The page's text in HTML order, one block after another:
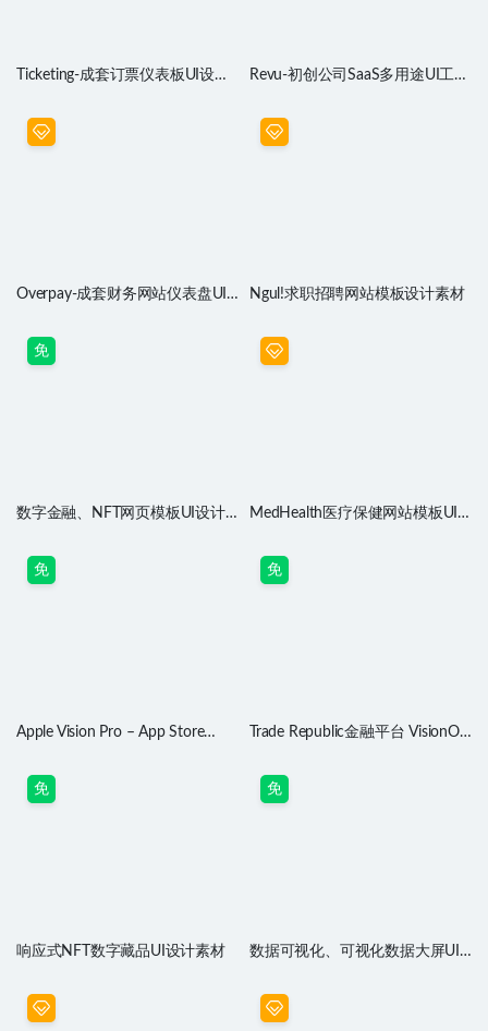
Ticketing-成套订票仪表板UI设计
Revu-初创公司SaaS多用途UI工具
Overpay-成套财务网站仪表盘UI
Ngul!求职招聘网站模板设计素材
免
数字金融、NFT网页模板UI设计
MedHealth医疗保健网站模板UI
免
Apple Vision Pro – App Store
免
Trade Republic金融平台 VisionOS
免
响应式NFT数字藏品UI设计素材
免
数据可视化、可视化数据大屏UI